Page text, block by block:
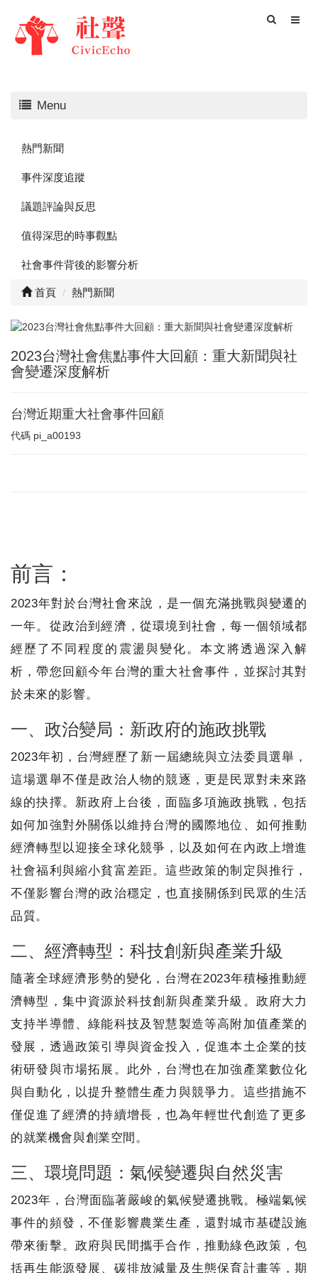
Menu
熱門新聞
事件深度追蹤
議題評論與反思
值得深思的時事觀點
社會事件背後的影響分析
首頁 熱門新聞
2023台灣社會焦點事件大回顧：重大新聞與社
會變遷深度解析
台灣近期重大社會事件回顧
代碼 pi_a00193
前言：
2023年對於台灣社會來說，是一個充滿挑戰與變遷的
一年。從政治到經濟，從環境到社會，每一個領域都
經歷了不同程度的震盪與變化。本文將透過深入解
析，帶您回顧今年台灣的重大社會事件，並探討其對
於未來的影響。
一、政治變局：新政府的施政挑戰
2023年初，台灣經歷了新一屆總統與立法委員選舉，
這場選舉不僅是政治人物的競逐，更是民眾對未來路
線的抉擇。新政府上台後，面臨多項施政挑戰，包括
如何加強對外關係以維持台灣的國際地位、如何推動
經濟轉型以迎接全球化競爭，以及如何在內政上增進
社會福利與縮小貧富差距。這些政策的制定與推行，
不僅影響台灣的政治穩定，也直接關係到民眾的生活
品質。
二、經濟轉型：科技創新與產業升級
隨著全球經濟形勢的變化，台灣在2023年積極推動經
濟轉型，集中資源於科技創新與產業升級。政府大力
支持半導體、綠能科技及智慧製造等高附加值產業的
發展，透過政策引導與資金投入，促進本土企業的技
術研發與市場拓展。此外，台灣也在加強產業數位化
與自動化，以提升整體生產力與競爭力。這些措施不
僅促進了經濟的持續增長，也為年輕世代創造了更多
的就業機會與創業空間。
三、環境問題：氣候變遷與自然災害
2023年，台灣面臨著嚴峻的氣候變遷挑戰。極端氣候
事件的頻發，不僅影響農業生產，還對城市基礎設施
帶來衝擊。政府與民間攜手合作，推動綠色政策，包
括再生能源發展、碳排放減量及生態保育計畫等，期